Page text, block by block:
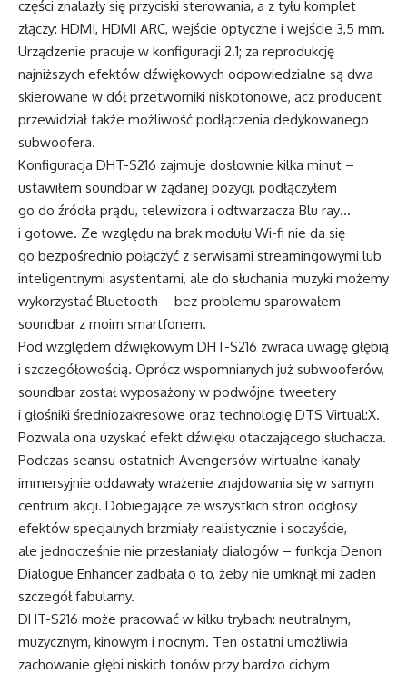
części znalazły się przyciski sterowania, a z tyłu komplet
złączy: HDMI, HDMI ARC, wejście optyczne i wejście 3,5 mm.
Urządzenie pracuje w konfiguracji 2.1; za reprodukcję
najniższych efektów dźwiękowych odpowiedzialne są dwa
skierowane w dół przetworniki niskotonowe, acz producent
przewidział także możliwość podłączenia dedykowanego
subwoofera.
Konfiguracja DHT-S216 zajmuje dosłownie kilka minut –
ustawiłem soundbar w żądanej pozycji, podłączyłem
go do źródła prądu, telewizora i odtwarzacza Blu ray…
i gotowe. Ze względu na brak modułu Wi-fi nie da się
go bezpośrednio połączyć z serwisami streamingowymi lub
inteligentnymi asystentami, ale do słuchania muzyki możemy
wykorzystać Bluetooth – bez problemu sparowałem
soundbar z moim smartfonem.
Pod względem dźwiękowym DHT-S216 zwraca uwagę głębią
i szczegółowością. Oprócz wspomnianych już subwooferów,
soundbar został wyposażony w podwójne tweetery
i głośniki średniozakresowe oraz technologię DTS Virtual:X.
Pozwala ona uzyskać efekt dźwięku otaczającego słuchacza.
Podczas seansu ostatnich Avengersów wirtualne kanały
immersyjnie oddawały wrażenie znajdowania się w samym
centrum akcji. Dobiegające ze wszystkich stron odgłosy
efektów specjalnych brzmiały realistycznie i soczyście,
ale jednocześnie nie przesłaniały dialogów – funkcja Denon
Dialogue Enhancer zadbała o to, żeby nie umknął mi żaden
szczegół fabularny.
DHT-S216 może pracować w kilku trybach: neutralnym,
muzycznym, kinowym i nocnym. Ten ostatni umożliwia
zachowanie głębi niskich tonów przy bardzo cichym